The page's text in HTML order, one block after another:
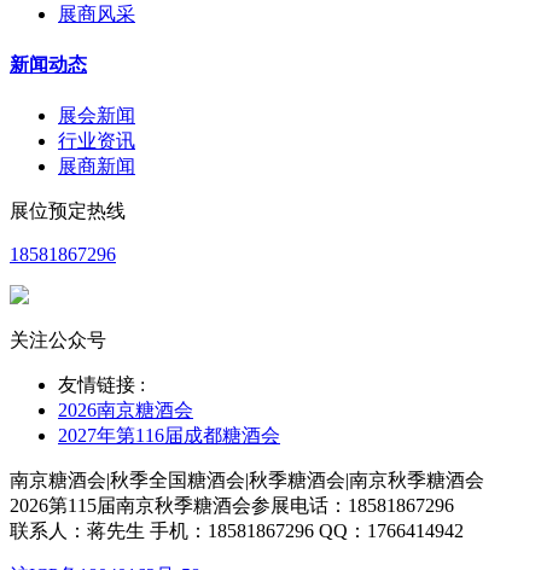
展商风采
新闻动态
展会新闻
行业资讯
展商新闻
展位预定热线
18581867296
关注公众号
友情链接 :
2026南京糖酒会
2027年第116届成都糖酒会
南京糖酒会|秋季全国糖酒会|秋季糖酒会|南京秋季糖酒会
2026第115届南京秋季糖酒会参展电话：18581867296
联系人：蒋先生 手机：18581867296 QQ：1766414942